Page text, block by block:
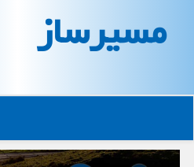
مسیرساز